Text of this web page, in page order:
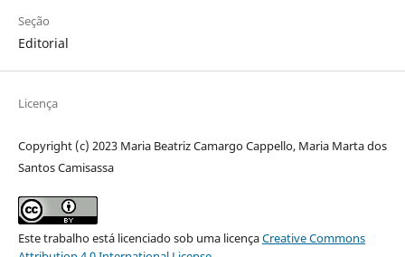
Seção
Editorial
Licença
Copyright (c) 2023 Maria Beatriz Camargo Cappello, Maria Marta dos
Santos Camisassa
Este trabalho está licenciado sob uma licençaCreative Commons